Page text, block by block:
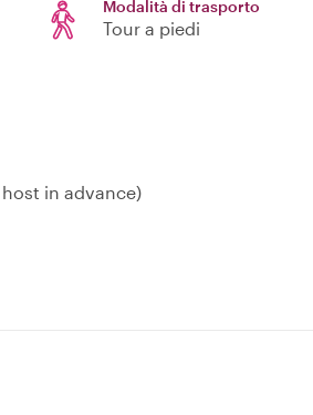
Modalità di trasporto
Tour a piedi
in advance)